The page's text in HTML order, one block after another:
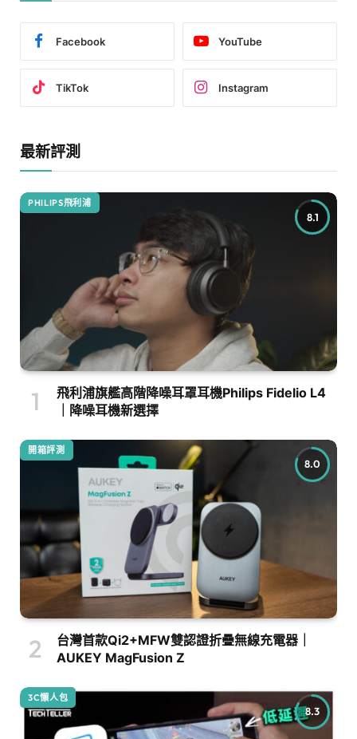
Facebook YouTube
TikTok Instagram
最新評測
8.1
PHILIPS飛利浦
飛利浦旗艦高階降噪耳罩耳機Philips Fidelio L4
｜降噪耳機新選擇
8.0
開箱評測
台灣首款Qi2+MFW雙認證折疊無線充電器｜
AUKEY MagFusion Z
8.3
3C懶人包